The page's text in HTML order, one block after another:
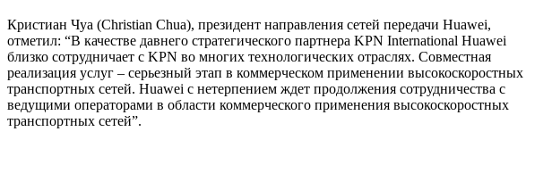
Кристиан Чуа (Christian Chua), президент направления сетей передачи Huawei,
отметил: “В качестве давнего стратегического партнера KPN International Huawei
близко сотрудничает с KPN во многих технологических отраслях. Совместная
реализация услуг – серьезный этап в коммерческом применении высокоскоростных
транспортных сетей. Huawei с нетерпением ждет продолжения сотрудничества с
ведущими операторами в области коммерческого применения высокоскоростных
транспортных сетей”.